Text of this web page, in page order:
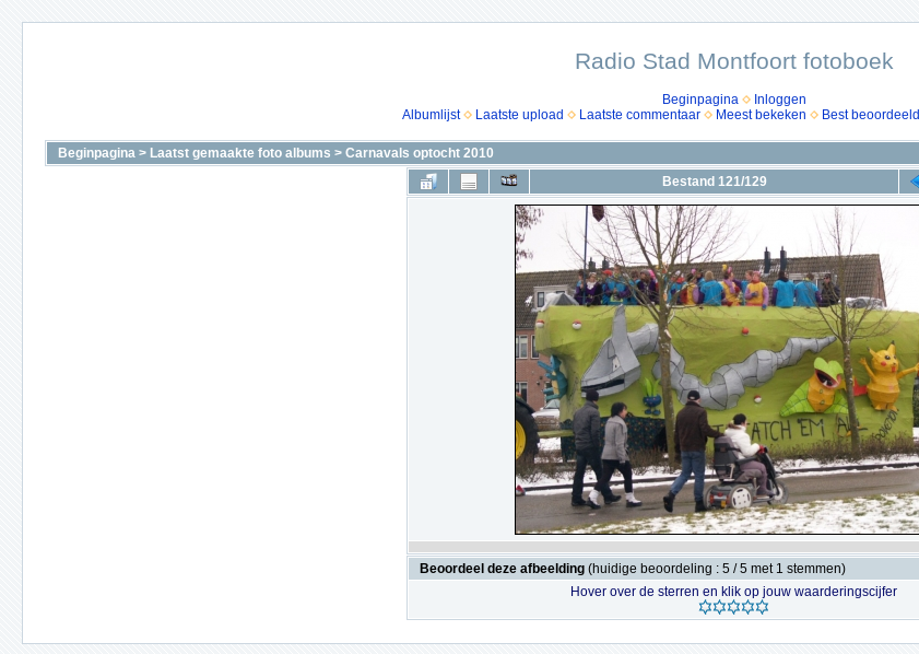
Radio Stad Montfoort fotoboek
Beginpagina
Inloggen
Albumlijst
Laatste upload Laatste commentaar Meest bekeken Best beoordeeld
Beginpagina > Laatst gemaakte foto albums > Carnavals optocht 2010
Bestand 121/129
Beoordeel deze afbeelding (huidige beoordeling : 5 / 5 met 1 stemmen)
Hover over de sterren en klik op jouw waarderingscijfer